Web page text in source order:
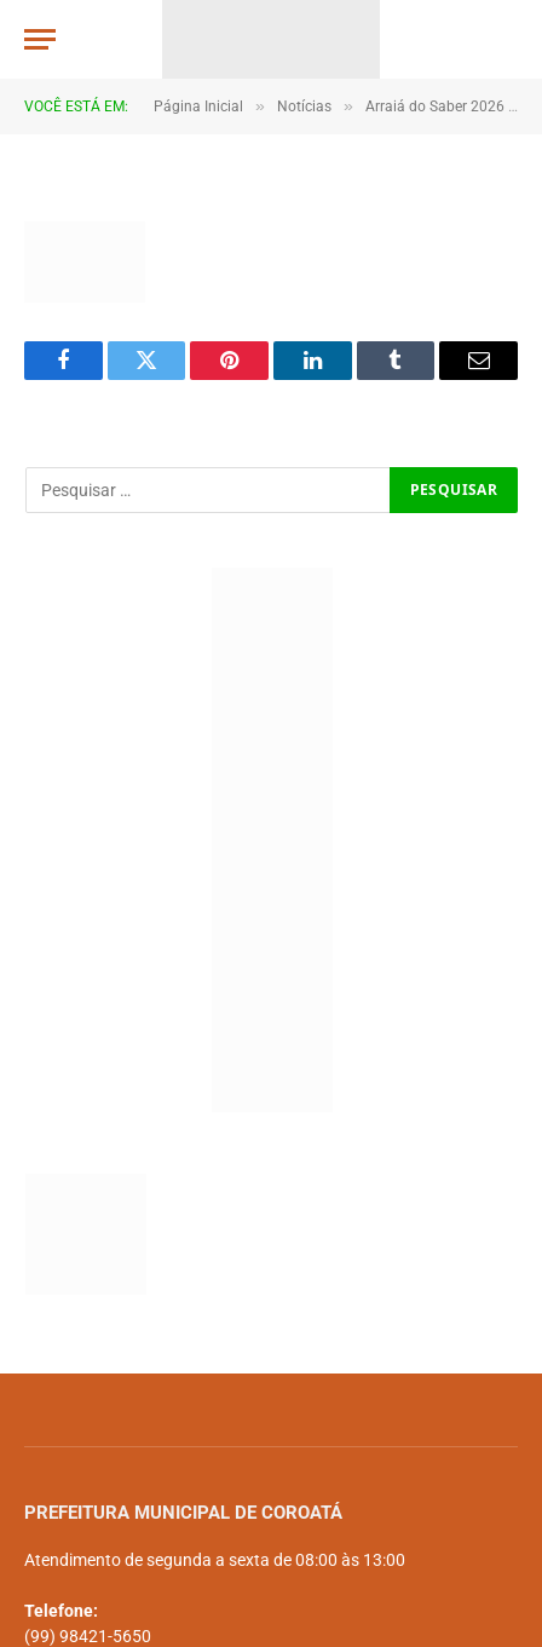
VOCÊ ESTÁ EM: Página Inicial » Notícias » Arraiá do Saber 2026 tem início no Macropolo Pau de Estopa com celebração da cultura e da educação
DSC_5524
FacebookTwitter Pinterest LinkedInTumblr Email
PREFEITURA MUNICIPAL DE COROATÁ
Atendimento de segunda a sexta de 08:00 às 13:00
Telefone:
(99) 98421-5650